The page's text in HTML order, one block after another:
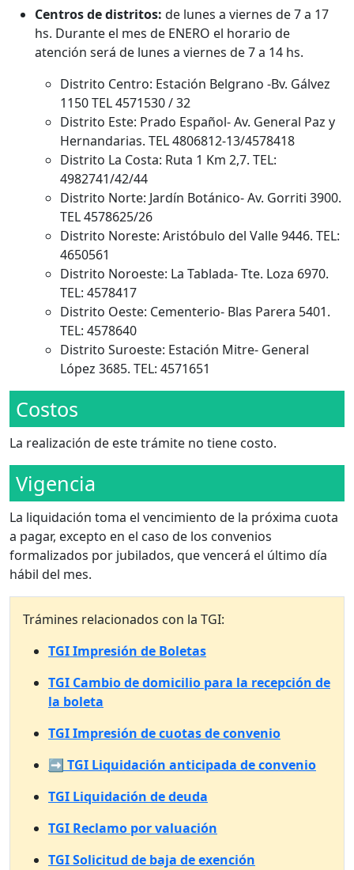
Centros de distritos: de lunes a viernes de 7 a 17
hs. Durante el mes de ENERO el horario de
atención será de lunes a viernes de 7 a 14 hs.
Distrito Centro: Estación Belgrano -Bv. Gálvez
1150 TEL 4571530 / 32
Distrito Este: Prado Español- Av. General Paz y
Hernandarias. TEL 4806812-13/4578418
Distrito La Costa: Ruta 1 Km 2,7. TEL:
4982741/42/44
Distrito Norte: Jardín Botánico- Av. Gorriti 3900.
TEL 4578625/26
Distrito Noreste: Aristóbulo del Valle 9446. TEL:
4650561
Distrito Noroeste: La Tablada- Tte. Loza 6970.
TEL: 4578417
Distrito Oeste: Cementerio- Blas Parera 5401.
TEL: 4578640
Distrito Suroeste: Estación Mitre- General
López 3685. TEL: 4571651
Costos
La realización de este trámite no tiene costo.
Vigencia
La liquidación toma el vencimiento de la próxima cuota
a pagar, excepto en el caso de los convenios
formalizados por jubilados, que vencerá el último día
hábil del mes.
Trámines relacionados con la TGI:
TGI Impresión de Boletas
TGI Cambio de domicilio para la recepción de
la boleta
TGI Impresión de cuotas de convenio
➡️ TGI Liquidación anticipada de convenio
TGI Liquidación de deuda
TGI Reclamo por valuación
TGI Solicitud de baja de exención